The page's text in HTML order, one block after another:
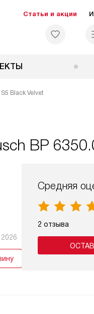
Статьи и акции
Black Velvet
BP
Средняя
2 отзыва